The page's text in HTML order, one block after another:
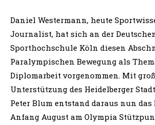
Daniel Westermann, heute
Journalist, hat sich an der
Sporthochschule Köln diesen
Paralympischen Bewegung als
Diplomarbeit vorgenommen. Mit
Unterstützung des Heidelberger
Peter Blum entstand daraus nun das
Anfang August am Olympia